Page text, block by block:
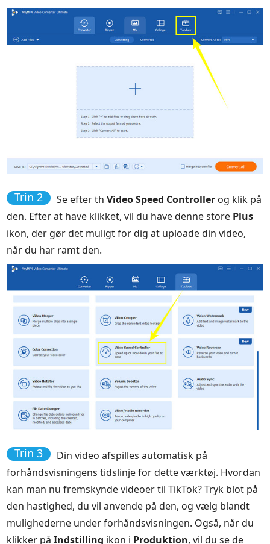
Trin 2 Se efter thVideo Speed Controller og klik på
den. Efter at have klikket, vil du have denne store Plus
ikon, der gør det muligt for dig at uploade din video,
når du har ramt den.
Trin 3
Din video afspilles automatisk på
forhåndsvisningens tidslinje for dette værktøj. Hvordan
kan man nu fremskynde videoer til TikTok? Tryk blot på
den hastighed, du vil anvende på den, og vælg blandt
mulighederne under forhåndsvisningen. Også, når du
klikker påIndstilling ikon i Produktion, vil du se de